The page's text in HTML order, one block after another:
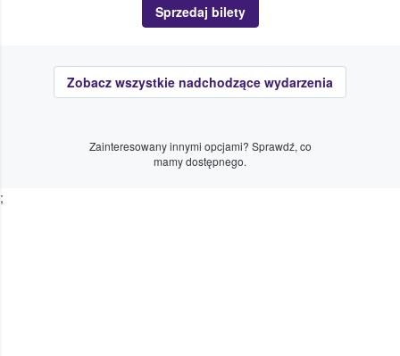
Sprzedaj bilety
Zobacz wszystkie nadchodzące wydarzenia
Zainteresowany innymi opcjami? Sprawdź, co
mamy dostępnego.
;